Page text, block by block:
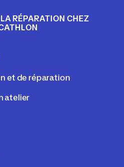
RÉPARATION CHEZ
et de réparation
atelier